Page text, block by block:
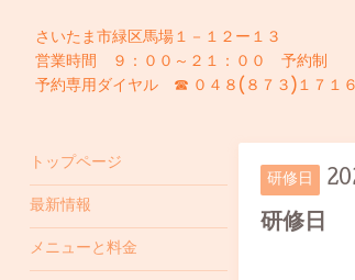
さいたま市緑区馬場１－１２ー１３
営業時間 ９：００～２１：００ 予約制
予約専用ダイヤル ☎ ０４８(８７３)１７１６
研修日
研修日
トップページ
最新情報
メニューと料金